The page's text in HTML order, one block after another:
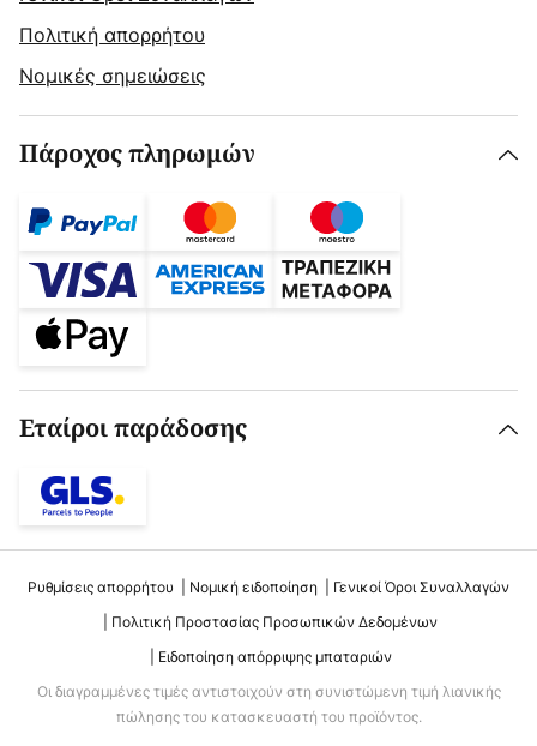
Πολιτική απορρήτου
Νομικές σημειώσεις
Πάροχος πληρωμών
Εταίροι παράδοσης
Ρυθμίσεις απορρήτου Νομική ειδοποίηση
Γενικοί Όροι Συναλλαγών
Πολιτική Προστασίας Προσωπικών Δεδομένων
Ειδοποίηση απόρριψης μπαταριών
Οι διαγραμμένες τιμές αντιστοιχούν στη συνιστώμενη τιμή λιανικής
πώλησης του κατασκευαστή του προϊόντος.